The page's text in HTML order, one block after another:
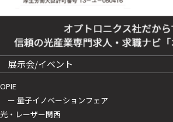
展示会/イベント
OPIE
ー 量子イノベーションフェア
光・レーザー関西